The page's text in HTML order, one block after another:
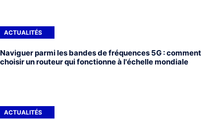
ACTUALITÉS
Naviguer parmi les bandes de fréquences 5G : comment
choisir un routeur qui fonctionne à l'échelle mondiale
ACTUALITÉS